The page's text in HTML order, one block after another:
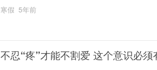
寒假 5年前
不忍“疼”才能不割爱 这个意识必须